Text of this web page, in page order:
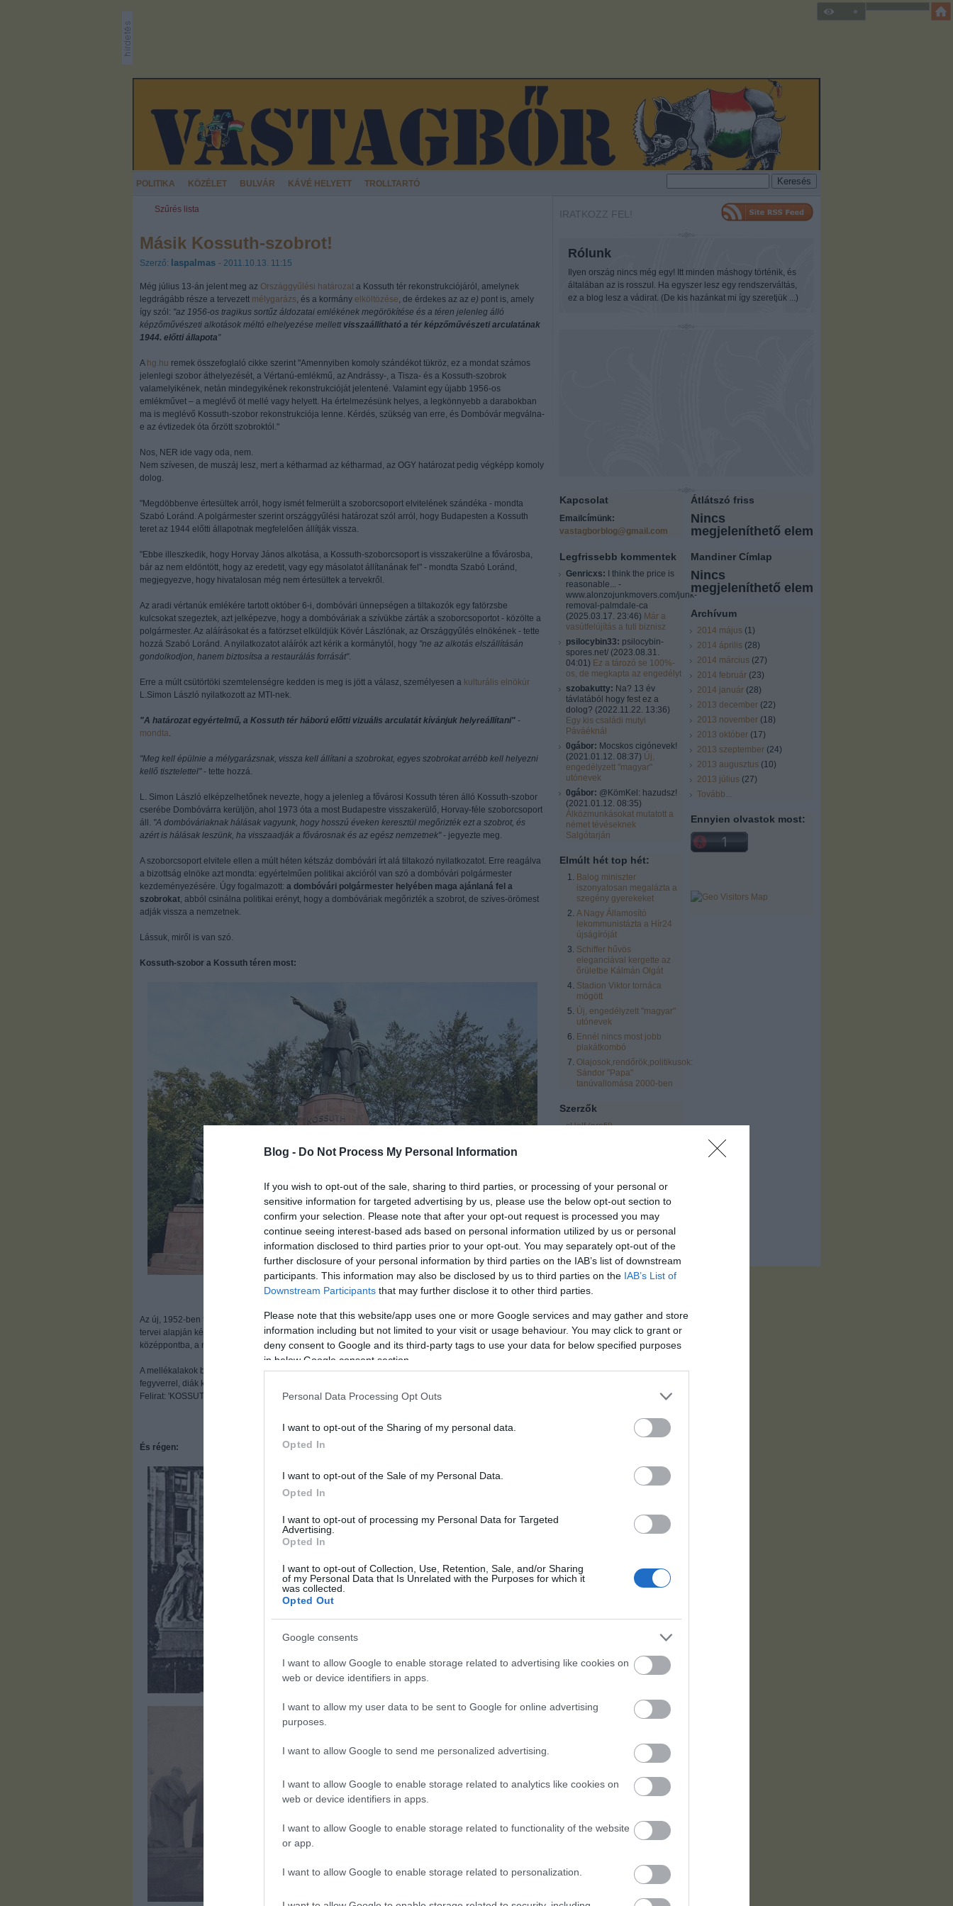
Blog - Do Not Process My Personal Information
If you wish to opt-out of the sale, sharing to third parties, or processing of your personal or
sensitive information for targeted advertising by us, please use the below opt-out section to
confirm your selection. Please note that after your opt-out request is processed you may
continue seeing interest-based ads based on personal information utilized by us or personal
information disclosed to third parties prior to your opt-out. You may separately opt-out of the
further disclosure of your personal information by third parties on the IAB’s list of downstream
participants. This information may also be disclosed by us to third parties on the IAB’s List of
Downstream Participants that may further disclose it to other third parties.
Please note that this website/app uses one or more Google services and may gather and store
information including but not limited to your visit or usage behaviour. You may click to grant or
deny consent to Google and its third-party tags to use your data for below specified purposes
in below Google consent section.
Personal Data Processing Opt Outs
I want to opt-out of the Sharing of my personal data.
Opted In
I want to opt-out of the Sale of my Personal Data.
Opted In
I want to opt-out of processing my Personal Data for Targeted
Advertising.
Opted In
I want to opt-out of Collection, Use, Retention, Sale, and/or Sharing
of my Personal Data that Is Unrelated with the Purposes for which it
was collected.
Opted Out
Google consents
I want to allow Google to enable storage related to advertising like cookies on
web or device identifiers in apps.
I want to allow my user data to be sent to Google for online advertising
purposes.
I want to allow Google to send me personalized advertising.
I want to allow Google to enable storage related to analytics like cookies on
web or device identifiers in apps.
I want to allow Google to enable storage related to functionality of the website
or app.
I want to allow Google to enable storage related to personalization.
POLITIKA KÖZÉLET BULVÁR KÁVÉ HELYETT TROLLTARTÓ
Szűrés lista
Másik Kossuth-szobrot!
Szerző: laspalmas - 2011.10.13. 11:15
Még július 13-án jelent meg az Országgyűlési határozat a Kossuth tér rekonstrukciójáról, amelynek
legdrágább része a tervezett mélygarázs, és a kormány elköltözése, de érdekes az az e) pont is, amely
így szól: "az 1956-os tragikus sortűz áldozatai emlékének megörökítése és a téren jelenleg álló
képzőművészeti alkotások méltó elhelyezése mellett visszaállítható a tér képzőművészeti arculatának
1944. előtti állapota"
A hg.hu remek összefoglaló cikke szerint "Amennyiben komoly szándékot tükröz, ez a mondat számos
jelenlegi szobor áthelyezését, a Vértanú-emlékmű, az Andrássy-, a Tisza- és a Kossuth-szobrok
valamelyikének, netán mindegyikének rekonstrukcióját jelentené. Valamint egy újabb 1956-os
emlékművet – a meglévő öt mellé vagy helyett. Ha értelmezésünk helyes, a legkönnyebb a darabokban
ma is meglévő Kossuth-szobor rekonstrukciója lenne. Kérdés, szükség van erre, és Dombóvár megválna-
e az évtizedek óta őrzött szobroktól."
Nos, NER ide vagy oda, nem.
Nem szívesen, de muszáj lesz, mert a kétharmad az kétharmad, az OGY határozat pedig végképp komoly
dolog.
"Megdöbbenve értesültek arról, hogy ismét felmerült a szoborcsoport elvitelének szándéka - mondta
Szabó Loránd. A polgármester szerint országgyűlési határozat szól arról, hogy Budapesten a Kossuth
teret az 1944 előtti állapotnak megfelelően állítják vissza.
"Ebbe illeszkedik, hogy Horvay János alkotása, a Kossuth-szoborcsoport is visszakerülne a fővárosba,
bár az nem eldöntött, hogy az eredetit, vagy egy másolatot állítanának fel" - mondta Szabó Loránd,
megjegyezve, hogy hivatalosan még nem értesültek a tervekről.
Az aradi vértanúk emlékére tartott október 6-i, dombóvári ünnepségen a tiltakozók egy fatörzsbe
kulcsokat szegeztek, azt jelképezve, hogy a dombóváriak a szívükbe zárták a szoborcsoportot - közölte a
polgármester. Az aláírásokat és a fatörzset elküldjük Kövér Lászlónak, az Országgyűlés elnökének - tette
hozzá Szabó Loránd. A nyilatkozatot aláírók azt kérik a kormánytól, hogy "ne az alkotás elszállításán
gondolkodjon, hanem biztosítsa a restaurálás forrását".
Erre a múlt csütörtöki szemtelenségre kedden is meg is jött a válasz, személyesen a kulturális elnökúr
L.Simon László nyilatkozott az MTI-nek.
"A határozat egyértelmű, a Kossuth tér háború előtti vizuális arculatát kívánjuk helyreállítani" -
mondta.
"Meg kell épülnie a mélygarázsnak, vissza kell állítani a szobrokat, egyes szobrokat arrébb kell helyezni
kellő tisztelettel"- tette hozzá.
L. Simon László elképzelhetőnek nevezte, hogy a jelenleg a fővárosi Kossuth téren álló Kossuth-szobor
cserébe Dombóvárra kerüljön, ahol 1973 óta a most Budapestre visszakerülő, Horvay-féle szoborcsoport
áll. "A dombóváriaknak hálásak vagyunk, hogy hosszú éveken keresztül megőrizték ezt a szobrot, és
azért is hálásak leszünk, ha visszaadják a fővárosnak és az egész nemzetnek"- jegyezte meg.
A szoborcsoport elvitele ellen a múlt héten kétszáz dombóvári írt alá tiltakozó nyilatkozatot. Erre reagálva
a bizottság elnöke azt mondta: egyértelműen politikai akcióról van szó a dombóvári polgármester
kezdeményezésére. Úgy fogalmazott: a dombóvári polgármester helyében maga ajánlaná fel a
szobrokat, abból csinálna politikai erényt, hogy a dombóváriak megőrizték a szobrot, de szíves-örömest
adják vissza a nemzetnek.
Lássuk, miről is van szó.
Kossuth-szobor a Kossuth téren most:
Az új, 1952-ben felavatott Kossuth-szobor Kisfaludi Strobl Zsigmond, Kocsis András és Ungvári Lajos
tervei alapján készült, és a gondoktól gyötört államférfi helyett az energikus, tettrekész vezért helyezi
középpontba, a nép lelkes gyermekeitől közrevéve.
A mellékalakok baloldalt: parasztasszony gyerekkel, levett süvegű paraszt, katona. Jobb oldalt: munkás
fegyverrel, diák karddal, csikós bő gatyában fegyverrel.
Felirat: 'KOSSUTH'
És régen:
IRATKOZZ FEL!
Rólunk
Ilyen ország nincs még egy! Itt minden máshogy történik, és
általában az is rosszul. Ha egyszer lesz egy rendszerváltás,
ez a blog lesz a vádirat. (De kis hazánkat mi így szeretjük ...)
Kapcsolat
Emailcímünk:
vastagborblog@gmail.com
Legfrissebb kommentek
Genricxs: I think the price is
reasonable... -
www.alonzojunkmovers.com/junk-
removal-palmdale-ca
(2025.03.17. 23:46) Már a
vasútfelújítás a tuti biznisz
psilocybin33: psilocybin-
spores.net/ (2023.08.31.
04:01) Ez a tározó se 100%-
os, de megkapta az engedélyt
szobakutty: Na? 13 év
távlatából hogy fest ez a
dolog? (2022.11.22. 13:36)
Egy kis családi mutyi
Páváéknál
0gábor: Mocskos cigónevek!
(2021.01.12. 08:37) Új,
engedélyzett "magyar"
utónevek
0gábor: @KömKel: hazudsz!
(2021.01.12. 08:35)
Álközmunkásokat mutatott a
német tévéseknek
Salgótarján
Elmúlt hét top hét:
Balog miniszter
iszonyatosan megalázta a
szegény gyerekeket
A Nagy Államosító
lekommunistázta a Hír24
újságíróját
Schiffer hűvös
eleganciával kergette az
őrületbe Kálmán Olgát
Stadion Viktor tornáca
mögött
Új, engedélyzett "magyar"
utónevek
Ennél nincs most jobb
plakátkombó
Olajosok,rendőrök,politikusok:
Sándor "Papa"
tanúvallomása 2000-ben
Szerzők
sHelf (profil)
Vendégblgr ( profil)
Rozsnyai Zsolt ( profil)
LCsilla16 (profil)
Átlátszó friss
Nincs
megjeleníthető elem
Mandiner Címlap
Nincs
megjeleníthető elem
Archívum
2014 május (1)
2014 április (28)
2014 március (27)
2014 február (23)
2014 január (28)
2013 december (22)
2013 november (18)
2013 október (17)
2013 szeptember (24)
2013 augusztus (10)
2013 július (27)
Tovább...
Ennyien olvastok most: